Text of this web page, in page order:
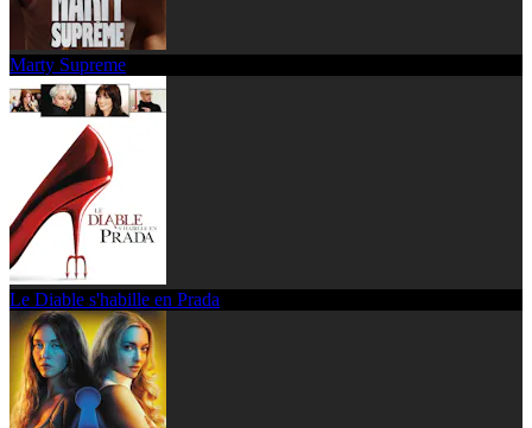
Marty Supreme
Le Diable s'habille en Prada